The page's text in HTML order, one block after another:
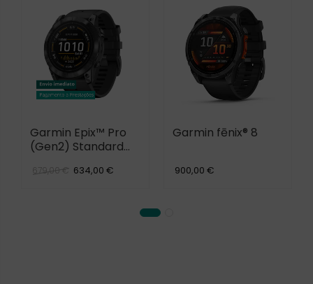
Garmin Epix™ Pro
(Gen2) Standard
679,00 € 634,00 €
Garmin fēnix® 8
900,00 €